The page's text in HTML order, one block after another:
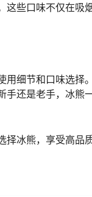
这些口味不仅在吸
用细节和口味选择
手还是老手，冰熊
择冰熊，享受高品